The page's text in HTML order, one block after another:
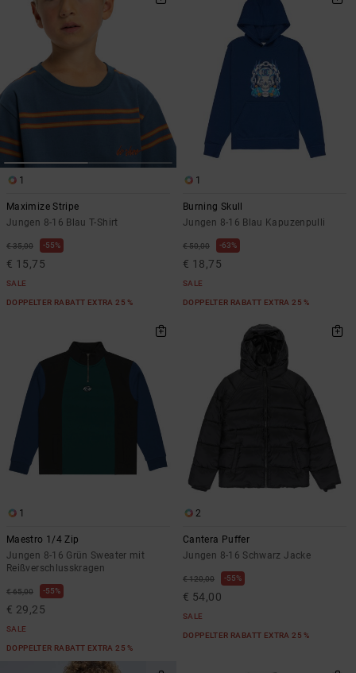
1
Maximize Stripe
Jungen 8-16 Blau T-Shirt
€ 35,00 55%
€ 15,75
SALE
DOPPELTER RABATT EXTRA 25 %
1
Burning Skull
Jungen 8-16 Blau Kapuzenpulli
€ 50,00 63%
€ 18,75
SALE
DOPPELTER RABATT EXTRA 25 %
1
Maestro 1/4 Zip
Jungen 8-16 Grün Sweater mit
Reißverschlusskragen
€ 65,00 55%
€ 29,25
SALE
DOPPELTER RABATT EXTRA 25 %
2
Cantera Puffer
Jungen 8-16 Schwarz Jacke
€ 120,00 55%
€ 54,00
SALE
DOPPELTER RABATT EXTRA 25 %